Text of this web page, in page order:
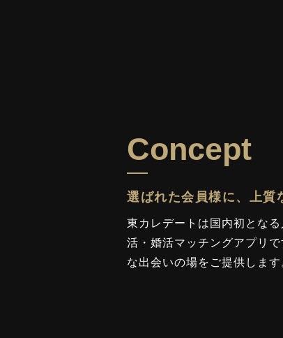
Concept
選ばれた会員様に、上質
東カレデートは国内初とな
活・婚活マッチングアプリ
な出会いの場をご提供します